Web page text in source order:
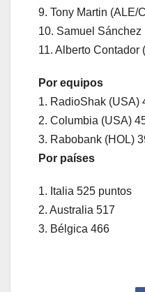
9. Tony Martin (ALE/
10. Samuel
11. Alberto Contador
Por equipos
1. RadioShak (USA)
2. Columbia (USA)
3. Rabobank (HOL)
Por países
1. Italia 525 puntos
2. Australia 517
3. Bélgica 466